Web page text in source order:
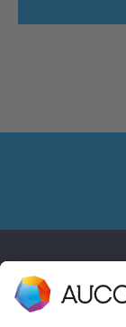
CONTACTO